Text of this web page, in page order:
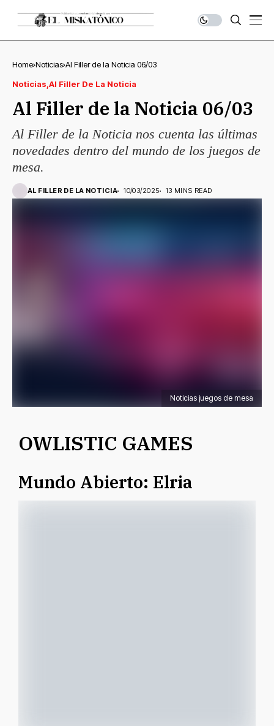
Home Noticias Al Filler de la Noticia 06/03
Noticias Al Filler De La Noticia
Al Filler de la Noticia 06/03
Al Filler de la Noticia nos cuenta las últimas
novedades dentro del mundo de los juegos de
mesa.
AL FILLER DE LA NOTICIA 10/03/2025 13 MINS READ
Noticias juegos de mesa
OWLISTIC GAMES
Mundo Abierto: Elria